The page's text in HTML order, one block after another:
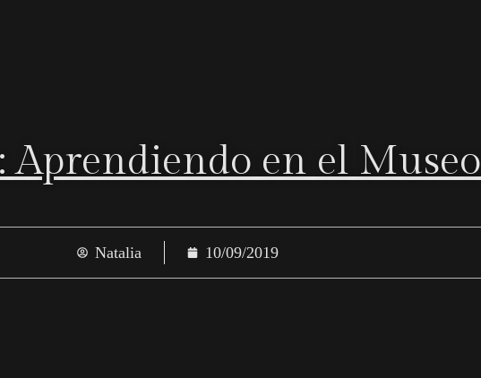
Aprendiendo en el Museo
Natalia 10/09/2019